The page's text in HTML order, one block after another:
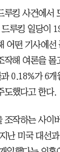
루킹 사건에서
루킹 일당이
어떤 기사에선
작해 여론을 몰
0.18%가 6개
도했다고 한다.
조작하는 사이
난 미국 대선